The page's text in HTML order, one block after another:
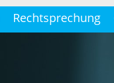
Rechtsprechung